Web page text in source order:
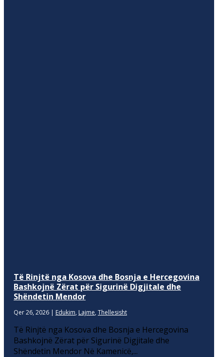
Të Rinjtë nga Kosova dhe Bosnja e Hercegovina
Bashkojnë Zërat për Sigurinë Digjitale dhe
Shëndetin Mendor
Qer 26, 2026 | Edukim, Lajme, Thellesisht
Të Rinjtë nga Kosova dhe Bosnja e Hercegovina
Bashkojnë Zërat për Sigurinë Digjitale dhe
Shëndetin Mendor Në Kamenicë,...